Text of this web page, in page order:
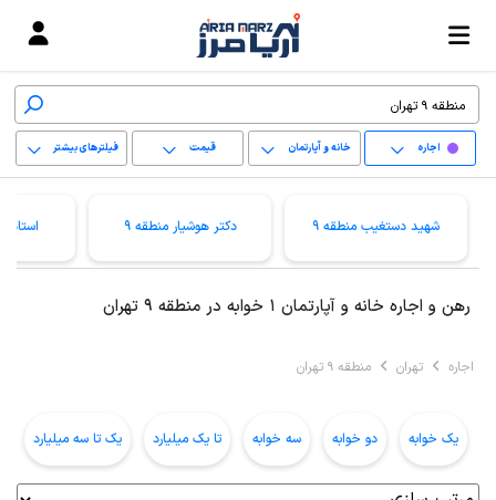
اجاره خانه و آپارتمان قیمت فیلترهای بیشتر
پاک کردن محدوده
شهید دستغیب منطقه 9 دکتر هوشیار منطقه 9 استاد
رهن و اجاره خانه و آپارتمان 1 خوابه در منطقه 9 تهران
اجاره تهران منطقه 9 تهران
یک خوابه دو خوابه سه خوابه تا یک میلیارد یک تا سه میلیارد